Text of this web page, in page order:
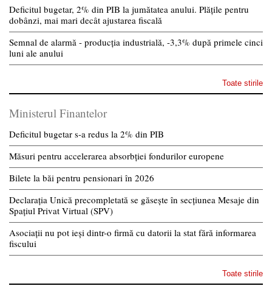
Deficitul bugetar, 2% din PIB la jumătatea anului. Plățile pentru
dobânzi, mai mari decât ajustarea fiscală
Semnal de alarmă - producția industrială, -3,3% după primele cinci
luni ale anului
Toate stirile
Ministerul Finantelor
Deficitul bugetar s-a redus la 2% din PIB
Măsuri pentru accelerarea absorbției fondurilor europene
Bilete la băi pentru pensionari în 2026
Declarația Unică precompletată se găsește în secțiunea Mesaje din
Spațiul Privat Virtual (SPV)
Asociații nu pot ieși dintr-o firmă cu datorii la stat fără informarea
fiscului
Toate stirile